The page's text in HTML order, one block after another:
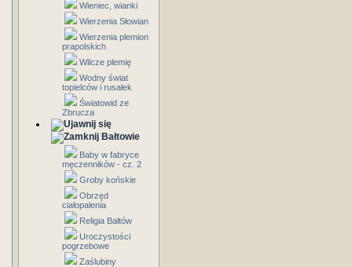
Wieniec, wianki
Wierzenia Słowian
Wierzenia plemion
prapolskich
Wilcze plemię
Wodny świat
topielców i rusałek
Światowid ze
Zbrucza
Bałtowie
Baby w fabryce
męczenników - cz. 2
Groby końskie
Obrzęd
ciałopalenia
Religia Bałtów
Uroczystości
pogrzebowe
Zaślubiny